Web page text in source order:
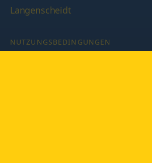
Langenscheidt
NUTZUNGSBEDINGUNGEN